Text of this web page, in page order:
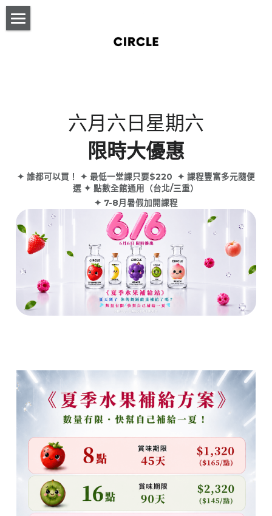
Jemma韓國外師特別課
【三重旗艦】☀️7月課程表
【三重旗艦】☀️8月課程表
【台北雙城】☀️7月課程表
【台北雙城】☀️8月課程表
課程購買
官方LINE
【三重旗艦】LINE連結
【台北雙城】LINE連結
Instagram
三重旗艦館
台北雙城館
課程介紹
國標
六月六日星期六
限時大優惠
✦ 誰都可以買！ ✦ 最低一堂課只要$220  ✦ 課程豐富多元隨便
選 ✦ 點數全館通用（台北/三重）
✦ 7-8月暑假加開課程